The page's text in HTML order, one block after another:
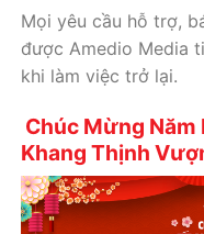
Mọi yêu cầu hỗ trợ,
được Amedio Media
khi làm việc trở lại.
Chúc Mừng Năm
Khang Thịnh